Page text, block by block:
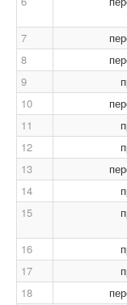
7
8
9
10
11
12
13
14
15
16
17
18